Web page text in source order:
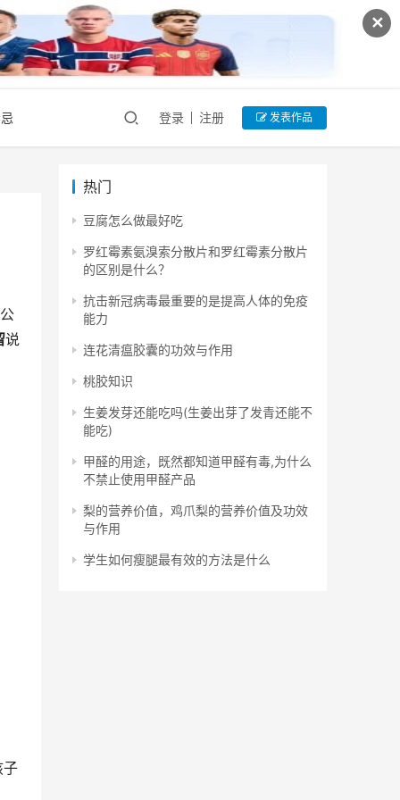
✕
登录 注册 发表作品
说
子
热门
豆腐怎么做最好吃
罗红霉素氨溴索分散片和罗红霉素分散片
的区别是什么？
抗击新冠病毒最重要的是提高人体的免疫
能力
连花清瘟胶囊的功效与作用
桃胶知识
生姜发芽还能吃吗(生姜出芽了发青还能不
能吃)
甲醛的用途，既然都知道甲醛有毒,为什么
不禁止使用甲醛产品
梨的营养价值，鸡爪梨的营养价值及功效
与作用
学生如何瘦腿最有效的方法是什么